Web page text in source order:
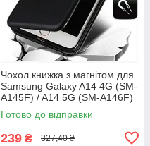
Чохол книжка з магнітом для
Samsung Galaxy A14 4G (SM-
A145F) / A14 5G (SM-A146F)
Готово до відправки
239 ₴ 327,40 ₴